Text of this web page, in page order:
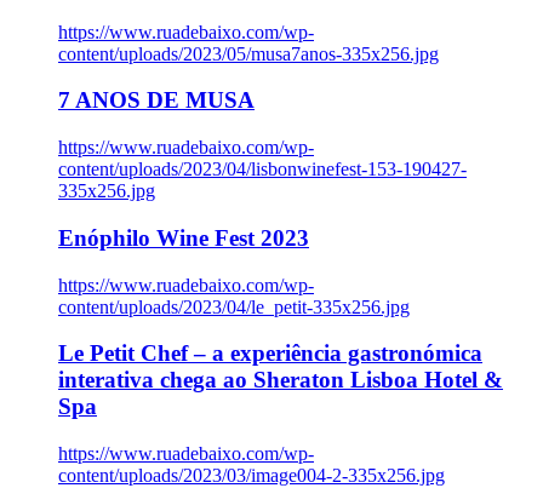
https://www.ruadebaixo.com/wp-
content/uploads/2023/05/musa7anos-335x256.jpg
7 ANOS DE MUSA
https://www.ruadebaixo.com/wp-
content/uploads/2023/04/lisbonwinefest-153-190427-
335x256.jpg
Enóphilo Wine Fest 2023
https://www.ruadebaixo.com/wp-
content/uploads/2023/04/le_petit-335x256.jpg
Le Petit Chef – a experiência gastronómica
interativa chega ao Sheraton Lisboa Hotel &
Spa
https://www.ruadebaixo.com/wp-
content/uploads/2023/03/image004-2-335x256.jpg